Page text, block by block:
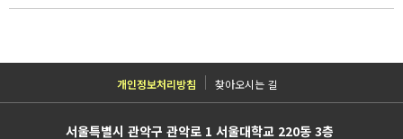
개인정보처리방침 찾아오시는 길
서울특별시 관악구 관악로 1 서울대학교 220동 3층